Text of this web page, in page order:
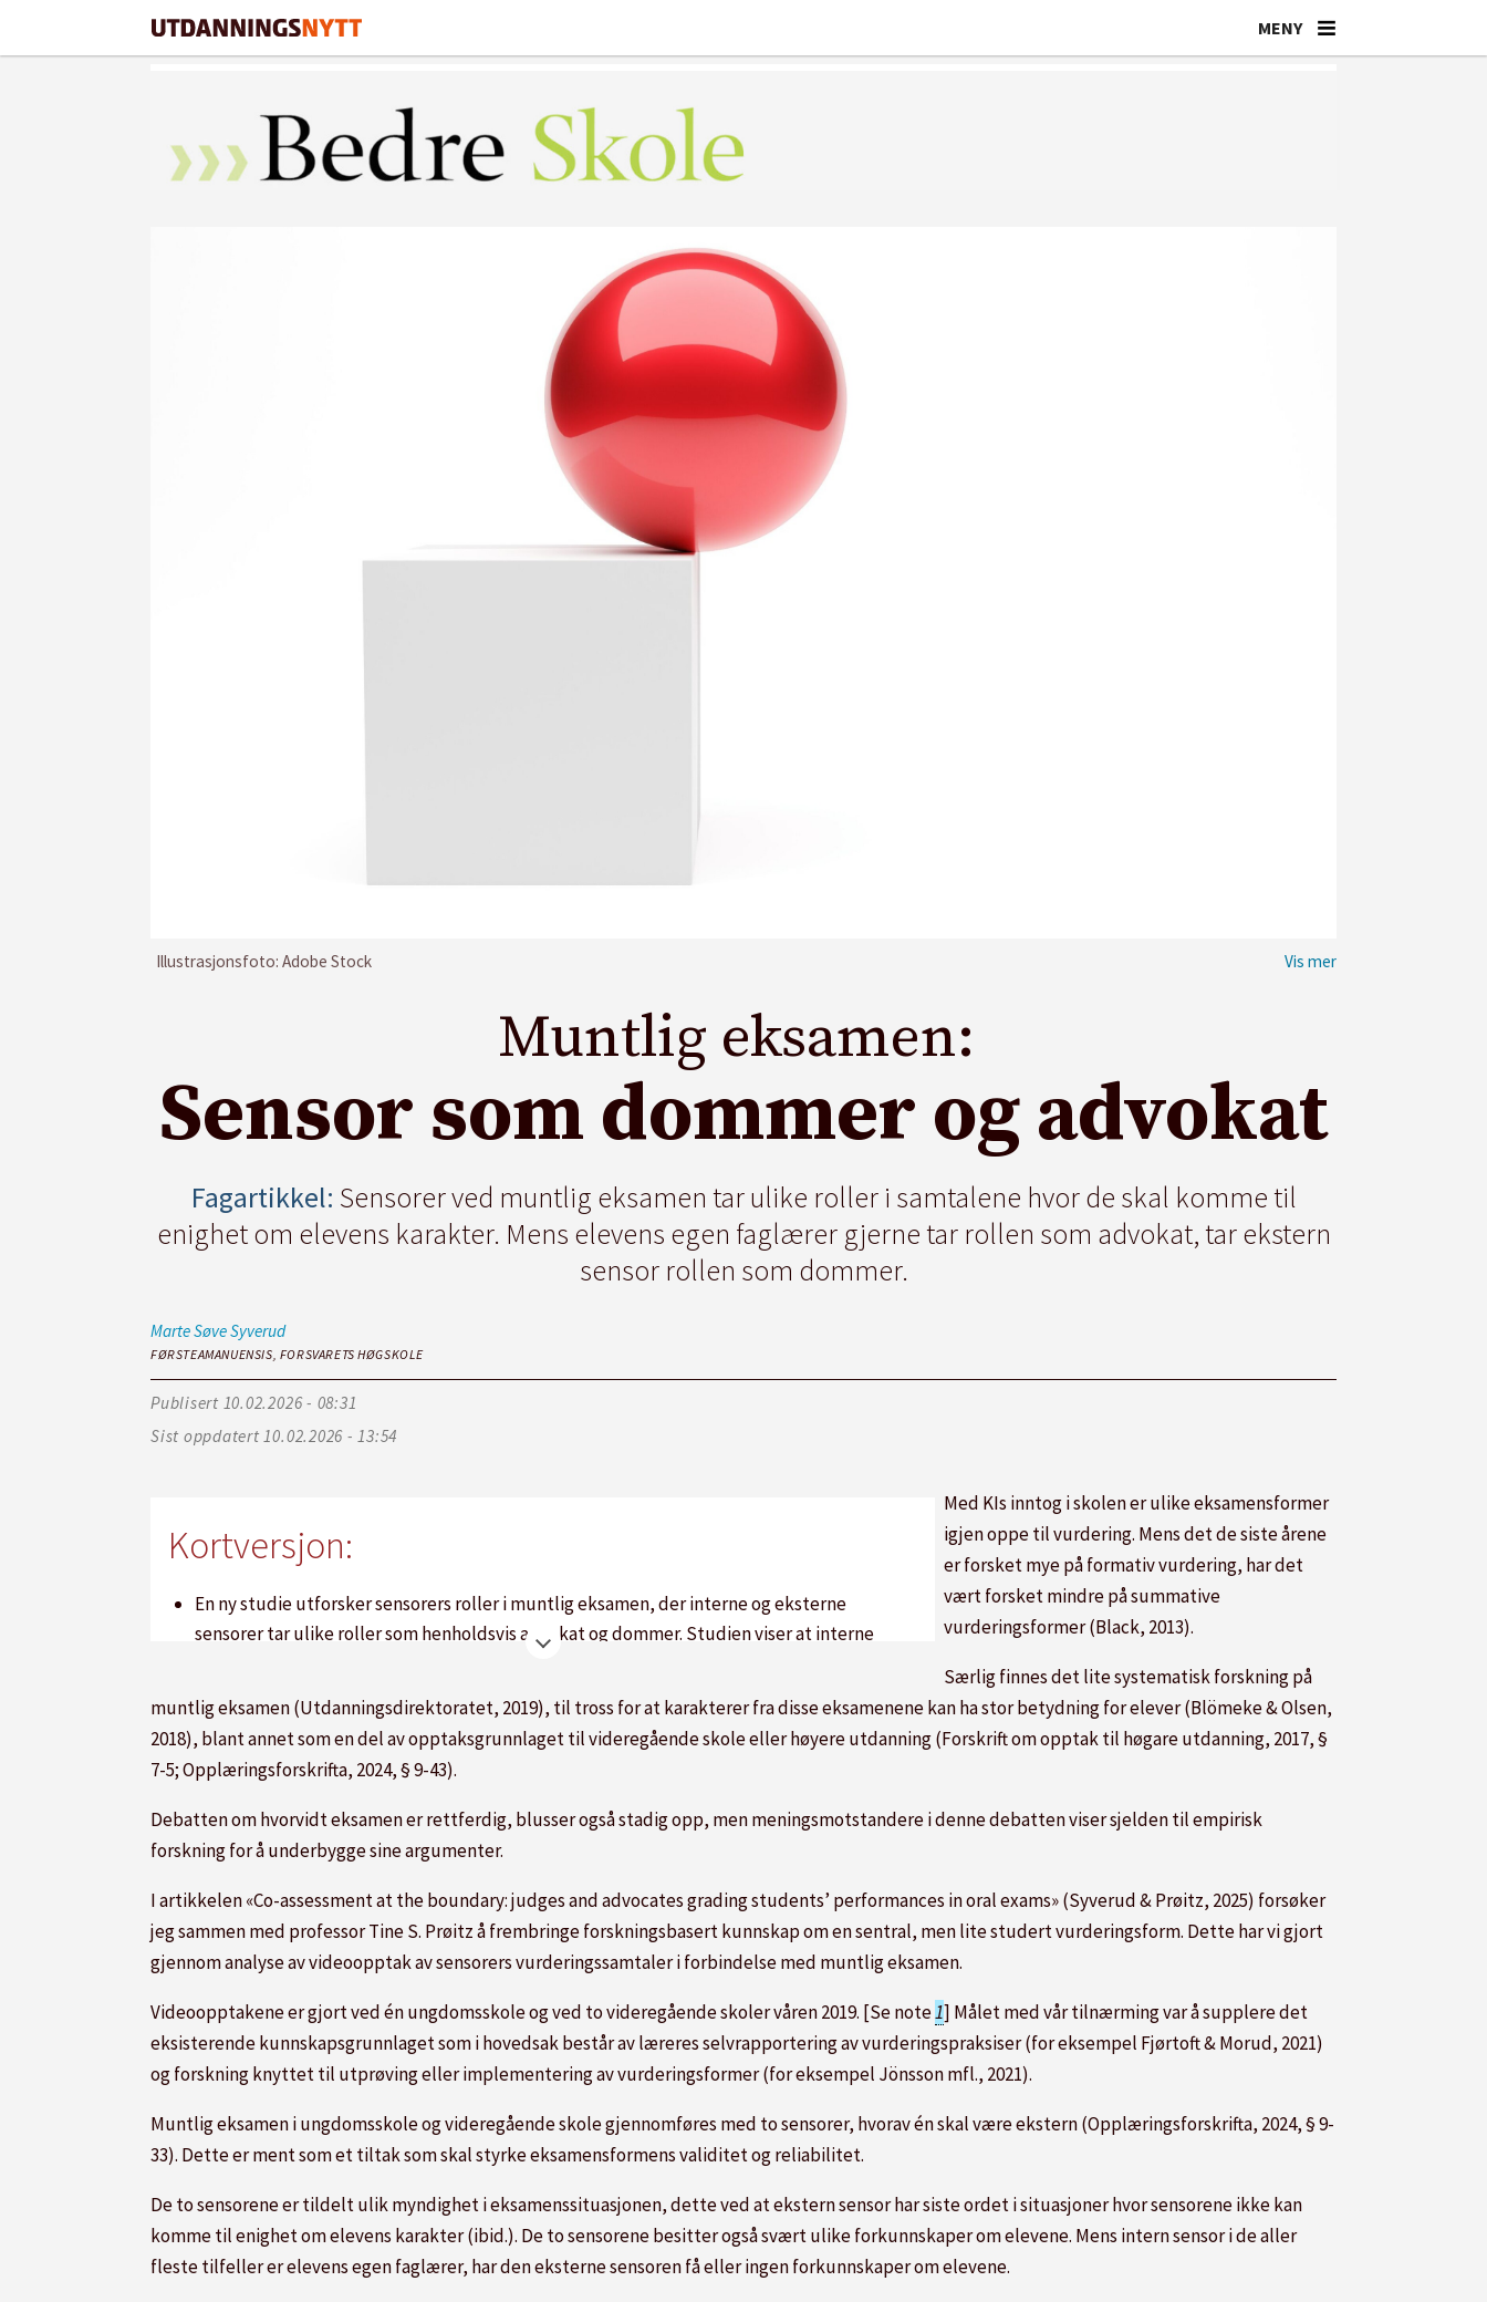
Illustrasjonsfoto: Adobe Stock
Muntlig eksamen:
Sensor som dommer og advokat
Fagartikkel: Sensorer ved muntlig eksamen tar ulike roller i samtalene hvor de skal komme til
enighet om elevens karakter. Mens elevens egen faglærer gjerne tar rollen som advokat, tar ekstern
sensor rollen som dommer.
Marte SøveSyverud
FØRSTEAMANUENSIS, FORSVARETS HØGSKOLE
Publisert
10.02.2026 - 08:31
Sist oppdatert
10.02.2026 - 13:54
Kortversjon:
En ny studie utforsker sensorers roller i muntlig eksamen, der interne og eksterne
sensorer tar ulike roller som henholdsvis advokat og dommer. Studien viser at interne
Resultatene indikerer at muntlig eksamen fungerer som et grenseobjekt, som tillater
sensorer å forhandle og legitimere karakterer til tross for ulike forståelser. Dette bidrar til
reliabilitet.
Oppsummeringen er generert av Labrador AI, men gjennomlest av en journalist.
Med KIs inntog i skolen er ulike eksamensformer
igjen oppe til vurdering. Mens det de siste årene
er forsket mye på formativ vurdering, har det
vært forsket mindre på summative
vurderingsformer (Black, 2013).
Særlig finnes det lite systematisk forskning på
muntlig eksamen (Utdanningsdirektoratet, 2019), til tross for at karakterer fra disse eksamenene kan ha stor betydning for elever (Blömeke & Olsen,
2018), blant annet som en del av opptaksgrunnlaget til videregående skole eller høyere utdanning (Forskrift om opptak til høgare utdanning, 2017, §
7-5; Opplæringsforskrifta, 2024, § 9-43).
Debatten om hvorvidt eksamen er rettferdig, blusser også stadig opp, men meningsmotstandere i denne debatten viser sjelden til empirisk
forskning for å underbygge sine argumenter.
I artikkelen «Co-assessment at the boundary: judges and advocates grading students’ performances in oral exams» (Syverud & Prøitz, 2025) forsøker
jeg sammen med professor Tine S. Prøitz å frembringe forskningsbasert kunnskap om en sentral, men lite studert vurderingsform. Dette har vi gjort
gjennom analyse av videoopptak av sensorers vurderingssamtaler i forbindelse med muntlig eksamen.
Videoopptakene er gjort ved én ungdomsskole og ved to videregående skoler våren 2019. [Se note1] Målet med vår tilnærming var å supplere det
eksisterende kunnskapsgrunnlaget som i hovedsak består av læreres selvrapportering av vurderingspraksiser (for eksempel Fjørtoft & Morud, 2021)
og forskning knyttet til utprøving eller implementering av vurderingsformer (for eksempel Jönsson mfl., 2021).
Muntlig eksamen i ungdomsskole og videregående skole gjennomføres med to sensorer, hvorav én skal være ekstern (Opplæringsforskrifta, 2024, § 9-
33). Dette er ment som et tiltak som skal styrke eksamensformens validitet og reliabilitet.
De to sensorene er tildelt ulik myndighet i eksamenssituasjonen, dette ved at ekstern sensor har siste ordet i situasjoner hvor sensorene ikke kan
komme til enighet om elevens karakter (ibid.). De to sensorene besitter også svært ulike forkunnskaper om elevene. Mens intern sensor i de aller
fleste tilfeller er elevens egen faglærer, har den eksterne sensoren få eller ingen forkunnskaper om elevene.